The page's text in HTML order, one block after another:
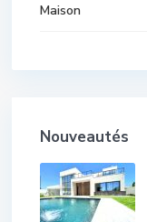
Maison
Nouveautés